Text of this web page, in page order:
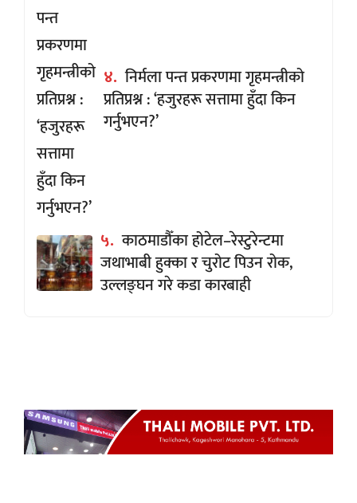
४. निर्मला पन्त प्रकरणमा गृहमन्त्रीको
प्रतिप्रश्न : ‘हजुरहरू सत्तामा हुँदा किन
गर्नुभएन?’
५. काठमाडौँका होटेल–रेस्टुरेन्टमा
जथाभाबी हुक्का र चुरोट पिउन रोक,
उल्लङ्घन गरे कडा कारबाही